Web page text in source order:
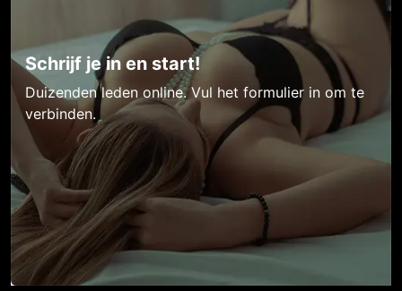
Schrijf je in en start!
Duizenden leden online. Vul het formulier in om te
verbinden.